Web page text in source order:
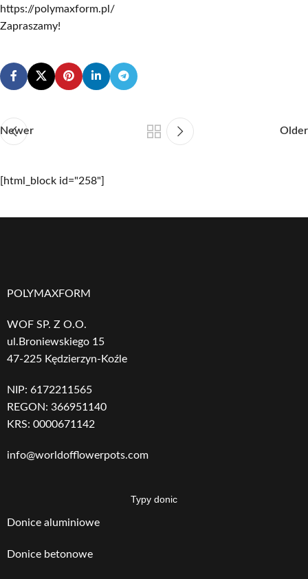
https://polymaxform.pl/
Zapraszamy!
Newer Older
[html_block id="258"]
POLYMAXFORM
WOF SP. Z O.O.
ul.Broniewskiego 15
47-225 Kędzierzyn-Koźle
NIP: 6172211565
REGON: 366951140
KRS: 0000671142
info@worldofflowerpots.com
Typy donic
Donice aluminiowe
Donice betonowe